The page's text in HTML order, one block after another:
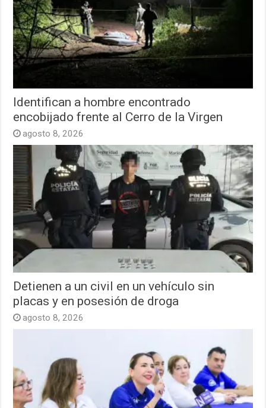
Identifican a hombre encontrado
encobijado frente al Cerro de la Virgen
agosto 8, 2026
Detienen a un civil en un vehículo sin
placas y en posesión de droga
agosto 8, 2026